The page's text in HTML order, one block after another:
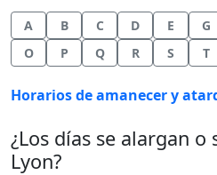
A B C D E G
O
P Q R S T
Horarios de amanecer y
¿Los días se alargan o
Lyon?